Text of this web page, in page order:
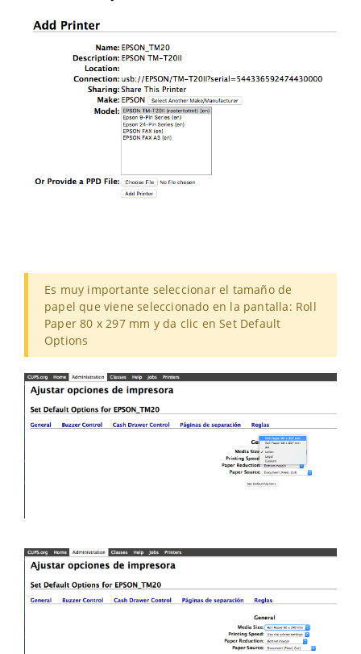
Es muy importante seleccionar el tamaño de
papel que viene seleccionado en la pantalla: Roll
Paper 80 x 297 mm y da clic en Set Default
Options